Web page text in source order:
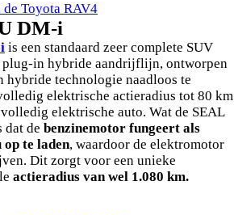
Toyota RAV4
DM-i
is een standaard zeer complete SUV
plug-in hybride aandrijflijn, ontworpen
hybride technologie naadloos te
elektrische actieradius tot 80 km
elektrische auto. Wat de SEAL
dat de benzinemotor fungeert als
op te laden, waardoor de elektromotor
Dit zorgt voor een unieke
actieradius van wel 1.080 km.